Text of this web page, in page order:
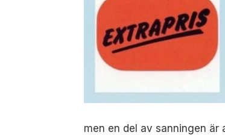
men en del av sanningen